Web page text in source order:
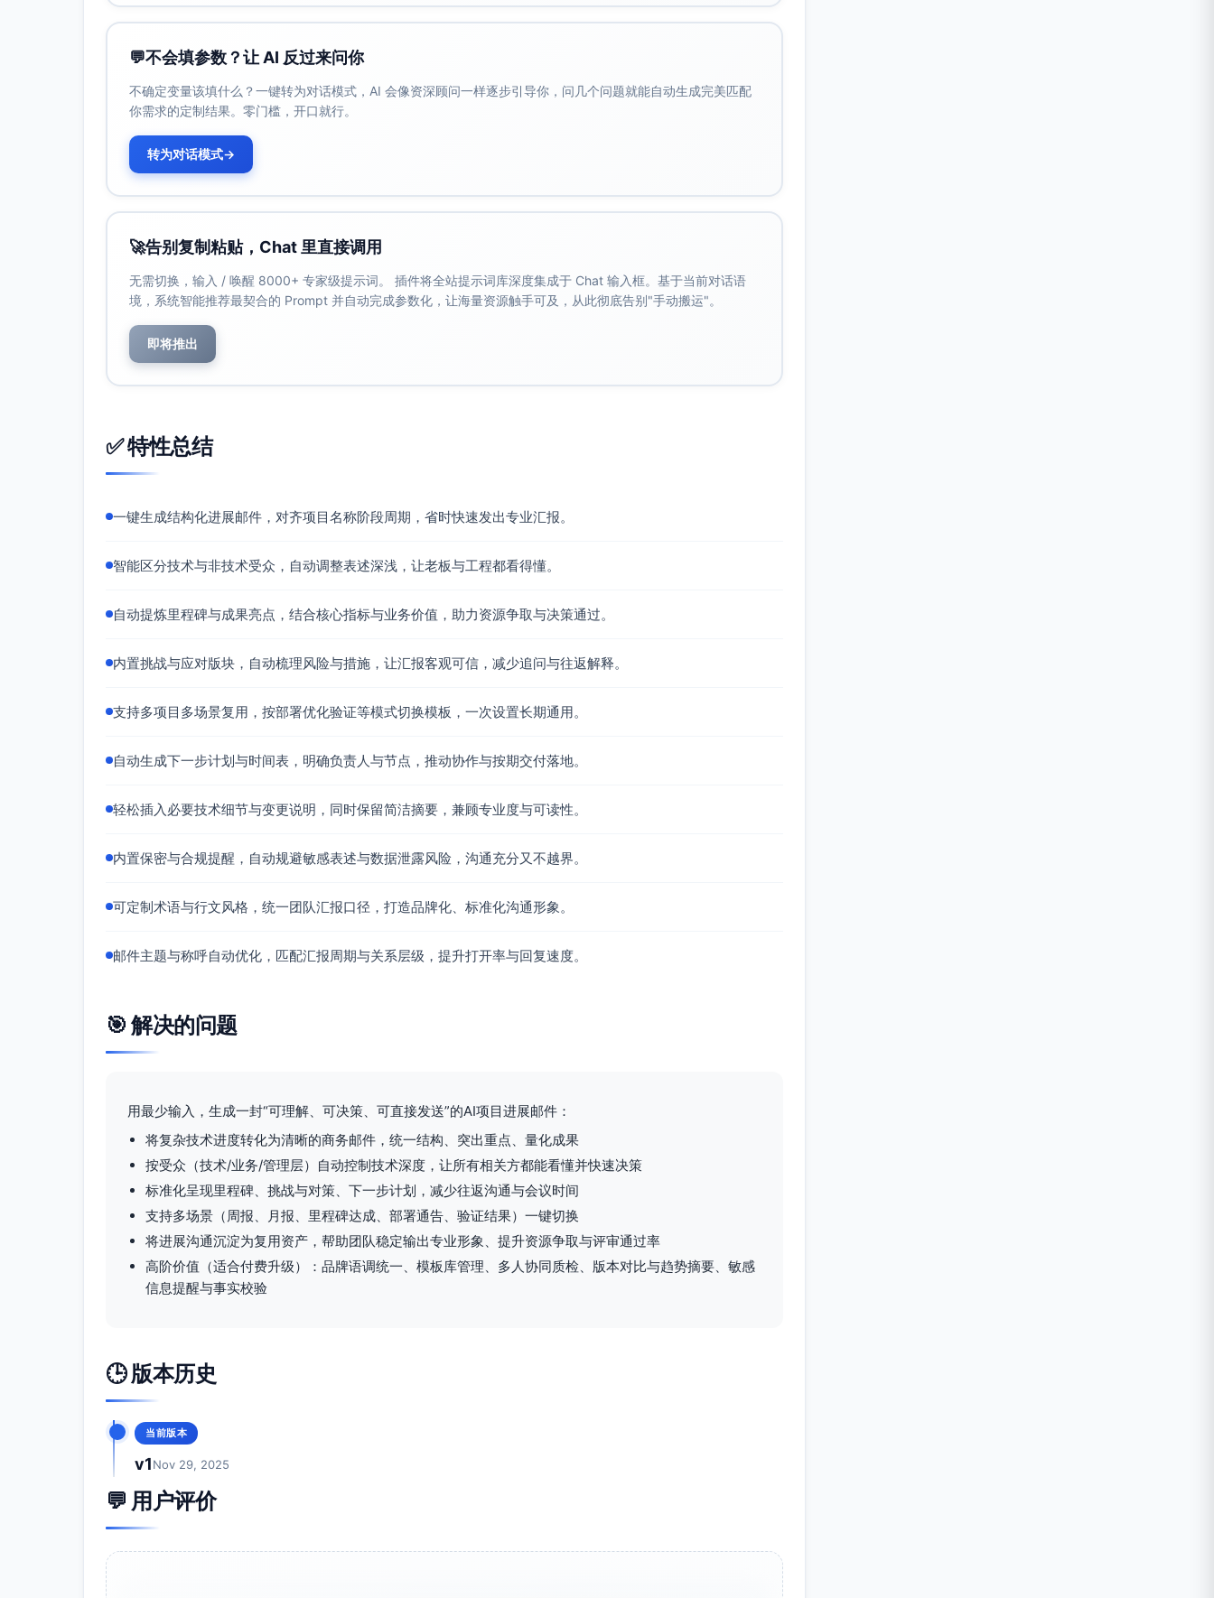
数据质量与口径：部分字段存在缺失与口径差异。应对：完成数据Profiling，制定缺失处理与口径统一规
则，形成数据字典。
类别不平衡：流失样本占比可能较低。应对：采取分层抽样、阈值优化与代价敏感策略，并以业务可用性
合规与隐私：涉及用户行为数据。应对：最小化数据使用、全程脱敏、访问审计，严格遵循公司与监管要
求。
系统集成与落地：与运营平台、消息触达系统存在接口对接依赖。应对：提前锁定接口方案与SLA，分阶
段联调。
可解释性与业务采用：需要将模型结果转化为可执行人群与话术策略。应对：输出特征贡献报告与可操作
的圈选规则模板。
第1-2周
数据接入与清洗完成；标签规则冻结并产出回溯结果
输出数据字典与质量报告 v1.0
基线模型训练与对比评估（可解释模型 vs. 树模型）
产出技术评估报告（AUC、召回率@TopK、Lift）与初版特征重要性
与业务共创试点方案：确定TopK人群规模、触达策略与频率
完成离线评分回传与小流量试运行准备
数据字典与质量报告 v1.0
试点实施方案与接口对接方案 v0.1
确认“流失”统一业务口径与试点业务线优先级
结语和联系方式： 感谢各位的指导与支持。上述计划如无异议，将按节点推进，并在下月提交基线模型评估
xxx@company.com
/ 1XXXXXXXXXX
💬不会填参数？让 AI 反过来问你
不确定变量该填什么？一键转为对话模式，AI 会像资深顾问一样逐步引导你，问几个问题就能自动生成完美匹配
你需求的定制结果。零门槛，开口就行。
转为对话模式→
🚀告别复制粘贴，Chat 里直接调用
无需切换，输入 / 唤醒 8000+ 专家级提示词。 插件将全站提示词库深度集成于 Chat 输入框。基于当前对话语
境，系统智能推荐最契合的 Prompt 并自动完成参数化，让海量资源触手可及，从此彻底告别"手动搬运"。
即将推出
✅ 特性总结
一键生成结构化进展邮件，对齐项目名称阶段周期，省时快速发出专业汇报。
智能区分技术与非技术受众，自动调整表述深浅，让老板与工程都看得懂。
自动提炼里程碑与成果亮点，结合核心指标与业务价值，助力资源争取与决策通过。
内置挑战与应对版块，自动梳理风险与措施，让汇报客观可信，减少追问与往返解释。
支持多项目多场景复用，按部署优化验证等模式切换模板，一次设置长期通用。
自动生成下一步计划与时间表，明确负责人与节点，推动协作与按期交付落地。
轻松插入必要技术细节与变更说明，同时保留简洁摘要，兼顾专业度与可读性。
内置保密与合规提醒，自动规避敏感表述与数据泄露风险，沟通充分又不越界。
可定制术语与行文风格，统一团队汇报口径，打造品牌化、标准化沟通形象。
邮件主题与称呼自动优化，匹配汇报周期与关系层级，提升打开率与回复速度。
🎯 解决的问题
用最少输入，生成一封“可理解、可决策、可直接发送”的AI项目进展邮件：
将复杂技术进度转化为清晰的商务邮件，统一结构、突出重点、量化成果
按受众（技术/业务/管理层）自动控制技术深度，让所有相关方都能看懂并快速决策
标准化呈现里程碑、挑战与对策、下一步计划，减少往返沟通与会议时间
支持多场景（周报、月报、里程碑达成、部署通告、验证结果）一键切换
将进展沟通沉淀为复用资产，帮助团队稳定输出专业形象、提升资源争取与评审通过率
高阶价值（适合付费升级）：品牌语调统一、模板库管理、多人协同质检、版本对比与趋势摘要、敏感
信息提醒与事实校验
🕒 版本历史
当前版本
v1Nov 29, 2025
💬 用户评价